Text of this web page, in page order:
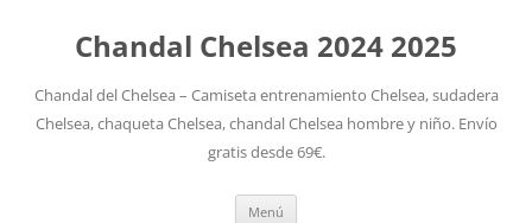
Chandal Chelsea 2024 2025
Chandal del Chelsea – Camiseta entrenamiento Chelsea, sudadera
Chelsea, chaqueta Chelsea, chandal Chelsea hombre y niño. Envío
gratis desde 69€.
Menú